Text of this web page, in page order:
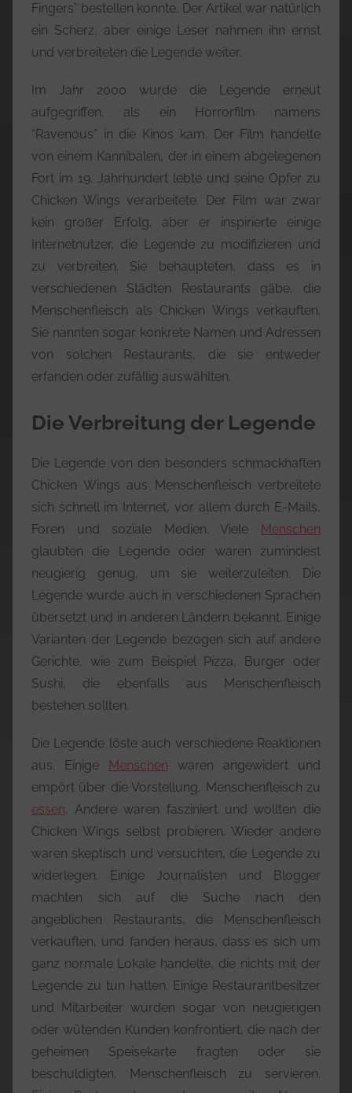
Fingers” bestellen konnte. Der Artikel war natürlich
ein Scherz, aber einige Leser nahmen ihn ernst
und verbreiteten die Legende weiter.
Im Jahr 2000 wurde die Legende erneut
aufgegriffen, als ein Horrorfilm namens
“Ravenous” in die Kinos kam. Der Film handelte
von einem Kannibalen, der in einem abgelegenen
Fort im 19. Jahrhundert lebte und seine Opfer zu
Chicken Wings verarbeitete. Der Film war zwar
kein großer Erfolg, aber er inspirierte einige
Internetnutzer, die Legende zu modifizieren und
zu verbreiten. Sie behaupteten, dass es in
verschiedenen Städten Restaurants gäbe, die
Menschenfleisch als Chicken Wings verkauften.
Sie nannten sogar konkrete Namen und Adressen
von solchen Restaurants, die sie entweder
erfanden oder zufällig auswählten.
Die Verbreitung der Legende
Die Legende von den besonders schmackhaften
Chicken Wings aus Menschenfleisch verbreitete
sich schnell im Internet, vor allem durch E-Mails,
Foren und soziale Medien. Viele
Menschen
glaubten die Legende oder waren zumindest
neugierig genug, um sie weiterzuleiten. Die
Legende wurde auch in verschiedenen Sprachen
übersetzt und in anderen Ländern bekannt. Einige
Varianten der Legende bezogen sich auf andere
Gerichte, wie zum Beispiel Pizza, Burger oder
Sushi, die ebenfalls aus Menschenfleisch
bestehen sollten.
Die Legende löste auch verschiedene Reaktionen
aus. Einige
Menschen waren angewidert und
empört über die Vorstellung, Menschenfleisch zu
essen. Andere waren fasziniert und wollten die
Chicken Wings selbst probieren. Wieder andere
waren skeptisch und versuchten, die Legende zu
widerlegen. Einige Journalisten und Blogger
machten sich auf die Suche nach den
angeblichen Restaurants, die Menschenfleisch
verkauften, und fanden heraus, dass es sich um
ganz normale Lokale handelte, die nichts mit der
Legende zu tun hatten. Einige Restaurantbesitzer
und Mitarbeiter wurden sogar von neugierigen
oder wütenden Kunden konfrontiert, die nach der
geheimen Speisekarte fragten oder sie
beschuldigten, Menschenfleisch zu servieren.